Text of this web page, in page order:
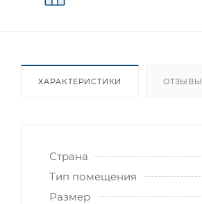
ХАРАКТЕРИСТИКИ ОТЗЫВЫ
Страна
Тип помещения
Размер